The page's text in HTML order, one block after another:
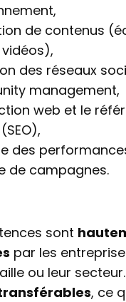
de contenus
des réseaux
management,
web et le
des
de campagnes.
sont
par les
ou leur
, ce